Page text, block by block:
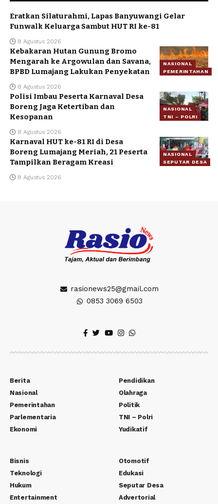
Eratkan Silaturahmi, Lapas Banyuwangi Gelar
Funwalk Keluarga Sambut HUT RI ke-81
8 Agustus 2026
NASIONAL
PEMERINTAHAN
Kebakaran Hutan Gunung Bromo
Mengarah ke Argowulan dan Savana,
BPBD Lumajang Lakukan Penyekatan
8 Agustus 2026
NASIONAL
TNI – POLRI
Polisi Imbau Peserta Karnaval Desa
Boreng Jaga Ketertiban dan
Kesopanan
8 Agustus 2026
NASIONAL
SEPUTAR DESA
Karnaval HUT ke-81 RI di Desa
Boreng Lumajang Meriah, 21 Peserta
Tampilkan Beragam Kreasi
8 Agustus 2026
rasionews25@gmail.com
0853 3069 6503
Berita
Nasional
Pemerintahan
Parlementaria
Ekonomi
Pendidikan
Olahraga
Politik
TNI – Polri
Yudikatif
Bisnis
Teknologi
Hukum
Entertainment
Otomotif
Edukasi
Seputar Desa
Advertorial